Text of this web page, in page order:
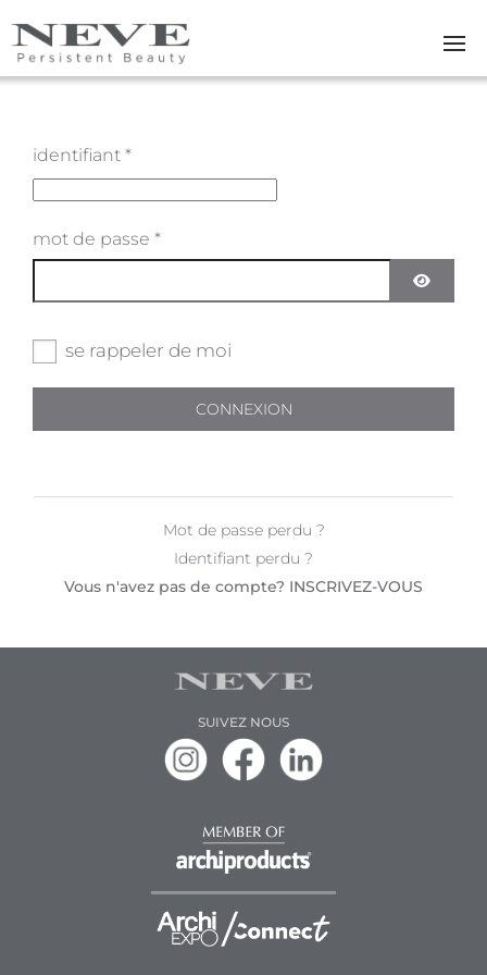
Skip to main content
identifiant *
mot de passe *
se rappeler de moi
CONNEXION
Mot de passe perdu ?
Identifiant perdu ?
Vous n'avez pas de compte? INSCRIVEZ-VOUS
SUIVEZ NOUS